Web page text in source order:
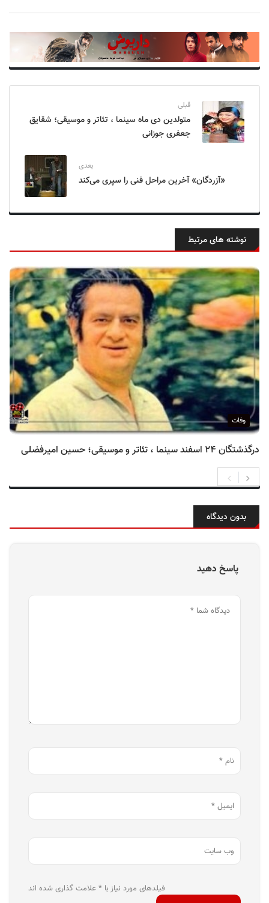
قبلی
متولدین دی ماه سینما ، تئاتر و موسیقی؛ شقایق
جعفری جوزانی
بعدی
«آزردگان» آخرین مراحل فنی را سپری می‌کند
نوشته های مرتبط
وفات
درگذشتگان ۲۴ اسفند سینما ، تئاتر و موسیقی؛ حسین امیرفضلی
بدون دیدگاه
پاسخ دهید
فیلدهای مورد نیاز با * علامت گذاری شده اند